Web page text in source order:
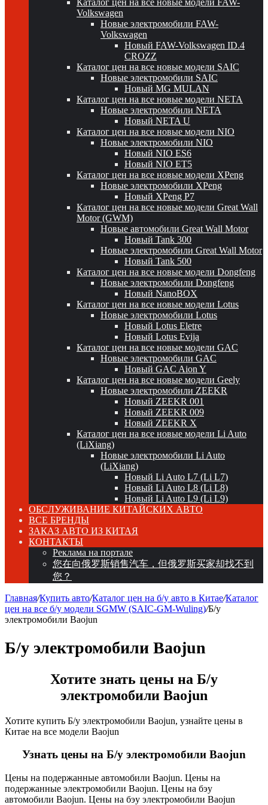
Каталог цен на все новые модели FAW-
Volkswagen
Новые электромобили FAW-
Volkswagen
Новый FAW-Volkswagen ID.4
CROZZ
Каталог цен на все новые модели SAIC
Новые электромобили SAIC
Новый MG MULAN
Каталог цен на все новые модели NETA
Новые электромобили NETA
Новый NETA U
Каталог цен на все новые модели NIO
Новые электромобили NIO
Новый NIO ES6
Новый NIO ET5
Каталог цен на все новые модели XPeng
Новые электромобили XPeng
Новый XPeng P7
Каталог цен на все новые модели Great Wall
Motor (GWM)
Новые автомобили Great Wall Motor
Новый Tank 300
Новые электромобили Great Wall Motor
Новый Tank 500
Каталог цен на все новые модели Dongfeng
Новые электромобили Dongfeng
Новый NanoBOX
Каталог цен на все новые модели Lotus
Новые электромобили Lotus
Новый Lotus Eletre
Новый Lotus Evija
Каталог цен на все новые модели GAC
Новые электромобили GAC
Новый GAC Aion Y
Каталог цен на все новые модели Geely
Новые электромобили ZEEKR
Новый ZEEKR 001
Новый ZEEKR 009
Новый ZEEKR X
Каталог цен на все новые модели Li Auto
(LiXiang)
Новые электромобили Li Auto
(LiXiang)
Новый Li Auto L7 (Li L7)
Новый Li Auto L8 (Li L8)
Новый Li Auto L9 (Li L9)
ОБСЛУЖИВАНИЕ КИТАЙСКИХ АВТО
ВСЕ БРЕНДЫ
ЗАКАЗ АВТО ИЗ КИТАЯ
КОНТАКТЫ
Реклама на портале
您在向俄罗斯销售汽车，但俄罗斯买家却找不到
您？
Главная/Купить авто/Каталог цен на б/у авто в Китае/Каталог
цен на все б/у модели SGMW (SAIC-GM-Wuling)/Б/у
электромобили Baojun
Б/у электромобили Baojun
Хотите знать цены на Б/у
электромобили Baojun
Хотите купить Б/у электромобили Baojun, узнайте цены в
Китае на все модели Baojun
Узнать цены на Б/у электромобили Baojun
Цены на подержанные автомобили Baojun. Цены на
подержанные электромобили Baojun. Цены на бэу
автомобили Baojun. Цены на бэу электромобили Baojun